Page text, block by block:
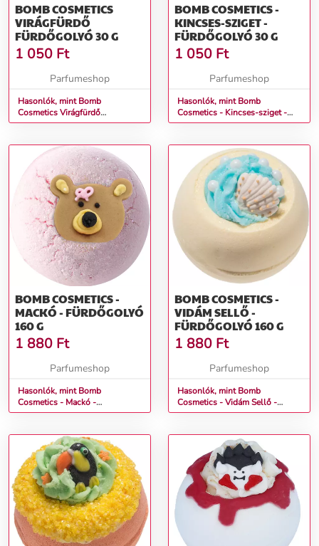
BOMB COSMETICS
VIRÁGFÜRDŐ
FÜRDŐGOLYÓ 30 G
1 050 Ft
Parfumeshop
Hasonlók, mint Bomb
Cosmetics Virágfürdő
Fürdőgolyó 30 g
BOMB COSMETICS -
KINCSES-SZIGET -
FÜRDŐGOLYÓ 30 G
1 050 Ft
Parfumeshop
Hasonlók, mint Bomb
Cosmetics - Kincses-sziget -
Fürdőgolyó 30 g
BOMB COSMETICS -
MACKÓ - FÜRDŐGOLYÓ
160 G
1 880 Ft
Parfumeshop
Hasonlók, mint Bomb
Cosmetics - Mackó -
Fürdőgolyó 160 g
BOMB COSMETICS -
VIDÁM SELLŐ -
FÜRDŐGOLYÓ 160 G
1 880 Ft
Parfumeshop
Hasonlók, mint Bomb
Cosmetics - Vidám Sellő -
Fürdőgolyó 160 g